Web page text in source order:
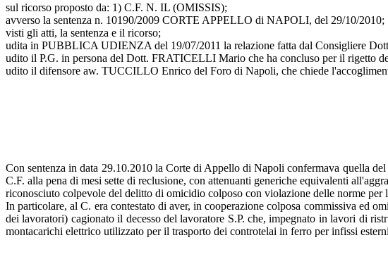
sul ricorso proposto da: 1) C.F. N. IL (OMISSIS);
avverso la sentenza n. 10190/2009 CORTE APPELLO di NAPOLI, del 29/10/2010;
visti gli atti, la sentenza e il ricorso;
udita in PUBBLICA UDIENZA del 19/07/2011 la relazione fatta dal Consigliere
udito il P.G. in persona del Dott. FRATICELLI Mario che ha concluso per il rigetto
udito il difensore aw. TUCCILLO Enrico del Foro di Napoli, che chiede
Con sentenza in data 29.10.2010 la Corte di Appello di Napoli confermava quella
C.F. alla pena di mesi sette di reclusione, con attenuanti generiche equivalenti
riconosciuto colpevole del delitto di omicidio colposo con violazione delle norme
In particolare, al C. era contestato di aver, in cooperazione colposa commissiva ed
dei lavoratori) cagionato il decesso del lavoratore S.P. che, impegnato in lavori di
montacarichi elettrico utilizzato per il trasporto dei controtelai in ferro per infissi